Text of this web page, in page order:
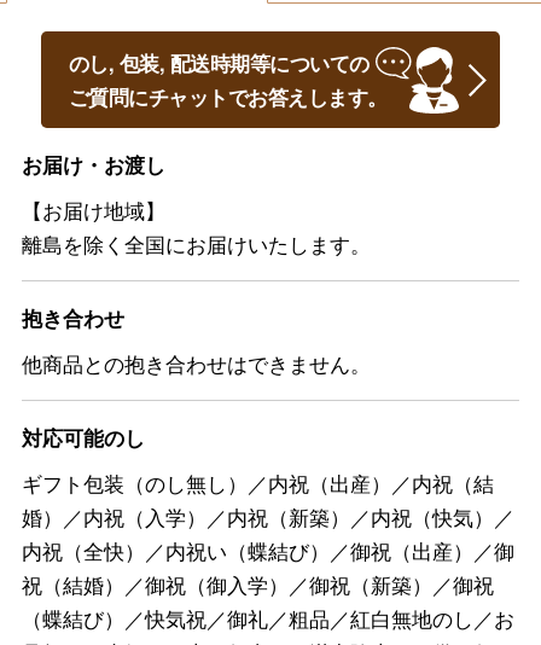
のし, 包装, 配送時期等についての
ご質問にチャットでお答えします。
お届け・お渡し
【お届け地域】
離島を除く全国にお届けいたします。
抱き合わせ
他商品との抱き合わせはできません。
対応可能のし
ギフト包装（のし無し）／内祝（出産）／内祝（結
婚）／内祝（入学）／内祝（新築）／内祝（快気）／
内祝（全快）／内祝い（蝶結び）／御祝（出産）／御
祝（結婚）／御祝（御入学）／御祝（新築）／御祝
（蝶結び）／快気祝／御礼／粗品／紅白無地のし／お